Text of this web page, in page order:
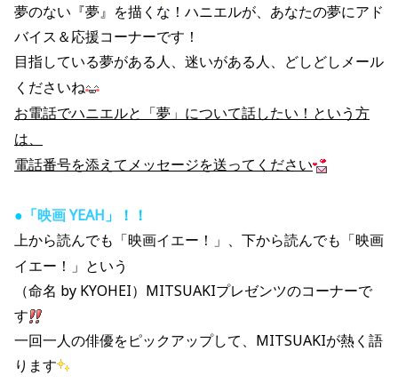
夢のない『夢』を描くな！ハニエルが、あなたの夢にアド
バイス＆応援コーナーです！
目指している夢がある人、迷いがある人、どしどしメール
くださいね
お電話でハニエルと「夢」について話したい！という方
は、
電話番号を添えてメッセージを送ってください
●「映画 YEAH 」！！
上から読んでも「映画イエー！」、下から読んでも「映画
イエー！」という
（命名 by KYOHEI）MITSUAKIプレゼンツのコーナーで
す
一回一人の俳優をピックアップして、MITSUAKIが熱く語
ります